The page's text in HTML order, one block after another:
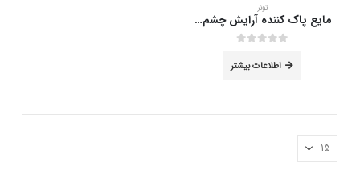
تونر
مایع پاک کننده آرایش چشم مای مدل دوفاز حجم 230 میلی لیتر
اطلاعات بیشتر